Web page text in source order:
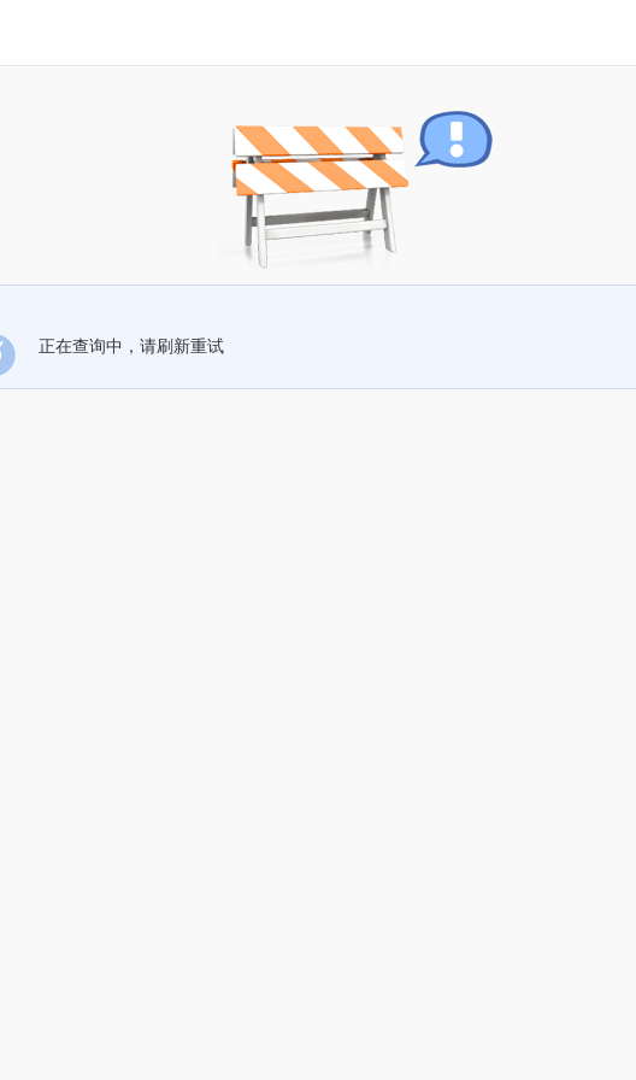
正在查询中，请刷新重试